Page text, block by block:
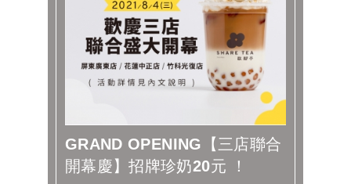
GRAND OPENING【三店聯合
開幕慶】招牌珍奶20元 ！